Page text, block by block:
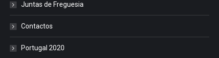
Juntas de Freguesia
Contactos
Portugal 2020